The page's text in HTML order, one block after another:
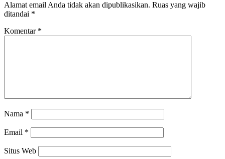
Alamat email Anda tidak akan dipublikasikan. Ruas yang wajib
ditandai *
Komentar *
Nama *
Email *
Situs Web